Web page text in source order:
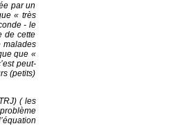
par un
« très
- le
de cette
malades
que «
peut-
(petits)
( les